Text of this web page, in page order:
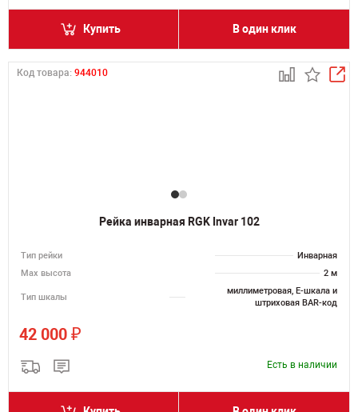
Купить В один клик
Код товара: 944010
Рейка инварная RGK Invar 102
Тип рейки
Инварная
Мах высота
2 м
Тип шкалы
миллиметровая, E-шкала и
штриховая BAR-код
42 000 ₽
Есть в наличии